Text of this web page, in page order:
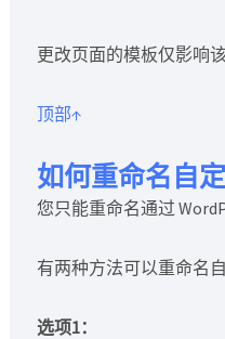
更改页面的模板仅影响
顶部↑
如何重命名自
您只能重命名通过
有两种方法可以重命名
选项1：